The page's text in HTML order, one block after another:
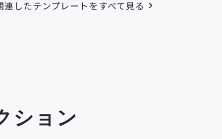
連したテンプレートをすべて見る
ション